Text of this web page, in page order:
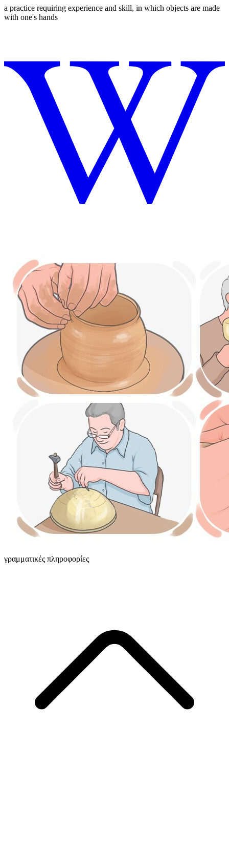
a practice requiring experience and skill, in which objects are made
with one's hands
γραμματικές πληροφορίες